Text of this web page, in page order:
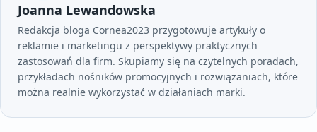
Joanna Lewandowska
Redakcja bloga Cornea2023 przygotowuje artykuły o
reklamie i marketingu z perspektywy praktycznych
zastosowań dla firm. Skupiamy się na czytelnych poradach,
przykładach nośników promocyjnych i rozwiązaniach, które
można realnie wykorzystać w działaniach marki.